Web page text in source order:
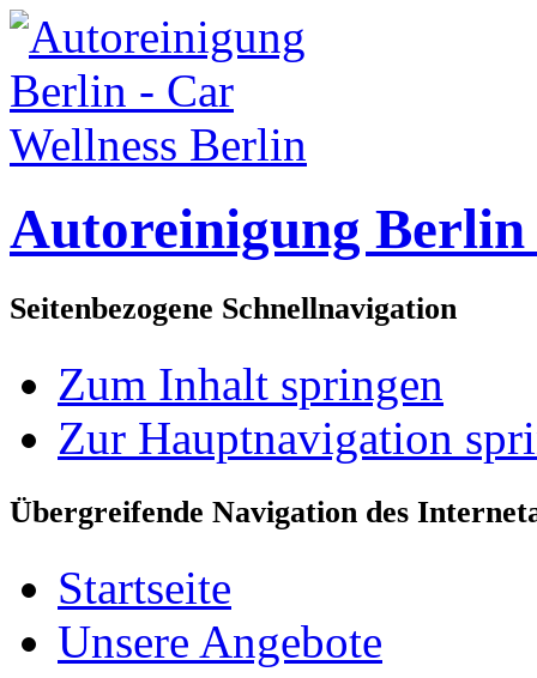
Autoreinigung Berlin
Seitenbezogene Schnellnavigation
Zum Inhalt springen
Zur Hauptnavigation
Übergreifende Navigation des
Startseite
Unsere Angebote